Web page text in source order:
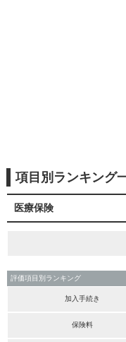
項目別ランキング
医療保険
評価項目別ランキング
加入手続き
保険料